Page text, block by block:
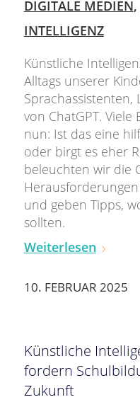
DIGITALE MEDIEN,
INTELLIGENZ
Künstliche
Alltags unserer
Sprachassistenten,
von ChatGPT.
nun: Ist das eine
oder birgt es eher
beleuchten wir die
und geben Tipps,
sollten.
Weiterlesen
10. FEBRUAR 2025
Künstliche
fordern
Zukunft